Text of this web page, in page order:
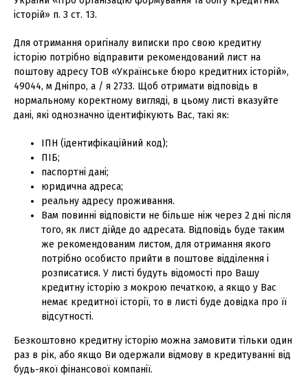
історій» п. 3 ст. 13.
Для отримання оригіналу виписки про свою кредитну
історію потрібно відправити рекомендований лист на
поштову адресу ТОВ «Українське бюро кредитних історій»,
49044, м Дніпро, а / я 2733. Щоб отримати відповідь в
нормальному коректному вигляді, в цьому листі вказуйте
дані, які однозначно ідентифікують Вас, такі як:
ІПН (ідентифікаційний код);
ПІБ;
паспортні дані;
юридична адреса;
реальну адресу проживання.
Вам повинні відповісти не більше ніж через 2 дні після
того, як лист дійде до адресата. Відповідь буде таким
же рекомендованим листом, для отримання якого
потрібно особисто прийти в поштове відділення і
розписатися. У листі будуть відомості про Вашу
кредитну історію з мокрою печаткою, а якщо у Вас
немає кредитної історії, то в листі буде довідка про її
відсутності.
Безкоштовно кредитну історію можна замовити тільки один
раз в рік, або якщо Ви одержали відмову в кредитуванні від
будь-якої фінансової компанії.